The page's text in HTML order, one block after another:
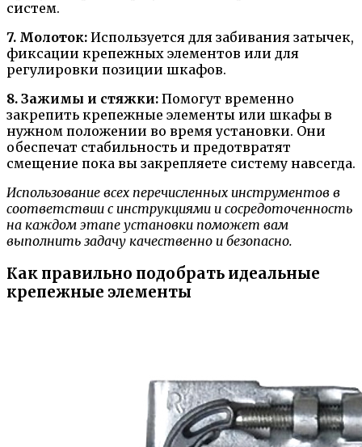
систем.
7. Молоток: Используется для забивания затычек,
фиксации крепежных элементов или для
регулировки позиции шкафов.
8. Зажимы и стяжки: Помогут временно
закрепить крепежные элементы или шкафы в
нужном положении во время установки. Они
обеспечат стабильность и предотвратят
смещение пока вы закрепляете систему навсегда.
Использование всех перечисленных инструментов в
соответствии с инструкциями и сосредоточенность
на каждом этапе установки поможет вам
выполнить задачу качественно и безопасно.
Как правильно подобрать идеальные
крепежные элементы